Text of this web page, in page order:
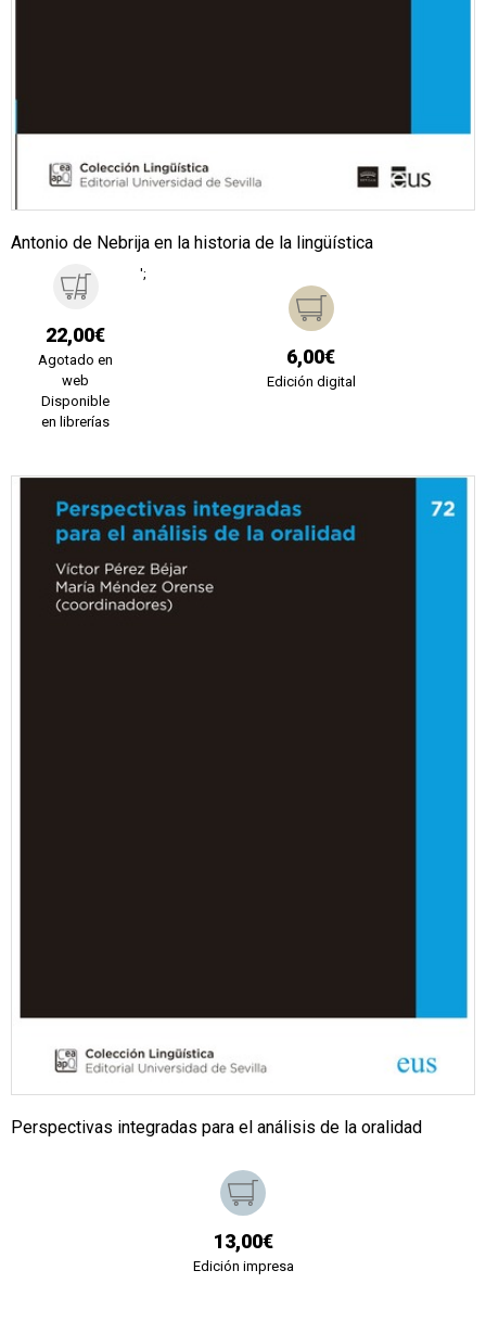
Antonio de Nebrija en la historia de la lingüística
22,00€
Agotado en
web
Disponible
en librerías
';
6,00€
Edición digital
Perspectivas integradas para el análisis de la oralidad
13,00€
Edición impresa